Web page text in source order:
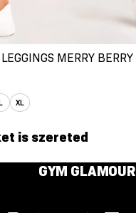
MERRY BERRY
XL
is szereted
GYM GLAMOUR